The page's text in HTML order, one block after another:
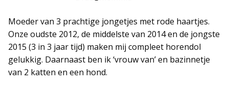
ERVARINGSBLOG
VEELGESTELDE VRAGEN
LITERATUUR EN LINKS
Moeder van 3 prachtige jongetjes met rode haartjes.
Onze oudste 2012, de middelste van 2014 en de jongste
2015 (3 in 3 jaar tijd) maken mij compleet horendol
gelukkig. Daarnaast ben ik ‘vrouw van’ en bazinnetje
van 2 katten en een hond.